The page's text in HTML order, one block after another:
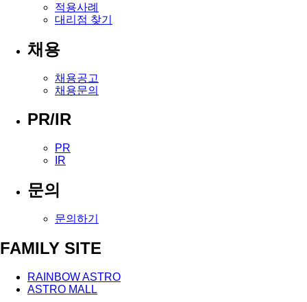
적용사례
대리점 찾기
채용
채용공고
채용문의
PR/IR
PR
IR
문의
문의하기
FAMILY SITE
RAINBOW ASTRO
ASTRO MALL